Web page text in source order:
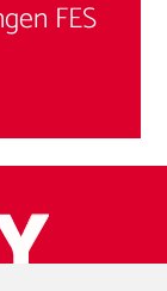
FES